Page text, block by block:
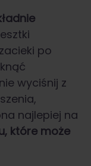
po
wyciśnij z
najlepiej na
które może